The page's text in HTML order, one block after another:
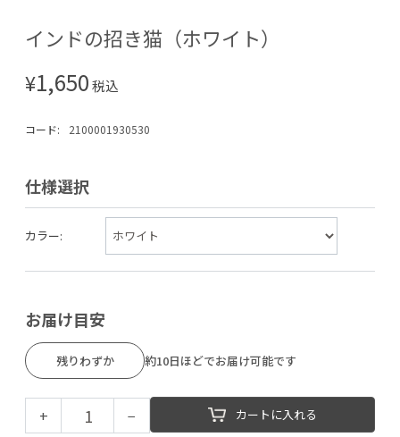
インドの招き猫（ホワイト）
¥1,650税込
コード: 2100001930530
仕様選択
カラー:
お届け目安
残りわずか 約10日ほどでお届け可能です
+ − カートに入れる